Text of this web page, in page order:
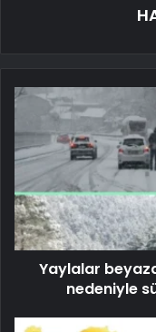
Yaylalar
nedeniyle